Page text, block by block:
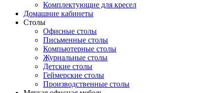
Комплектующие для кресел
Домашние кабинеты
Столы
Офисные столы
Письменные столы
Компьютерные столы
Журнальные столы
Детские столы
Геймерские столы
Производственные столы